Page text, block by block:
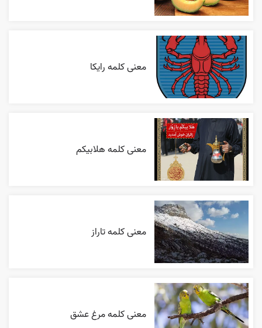
معنی کلمه رایکا
معنی کلمه هلابیکم
معنی کلمه تاراز
معنی کلمه مرغ عشق